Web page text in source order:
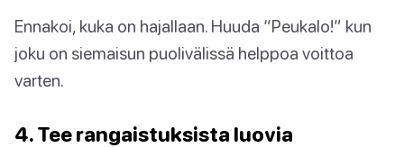
Ennakoi, kuka on hajallaan. Huuda “Peukalo!” kun
joku on siemaisun puolivälissä helppoa voittoa
varten.
4. Tee rangaistuksista luovia